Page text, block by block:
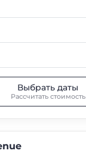
Выбрать даты
Рассчитать стоимость